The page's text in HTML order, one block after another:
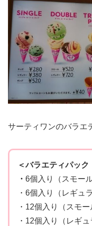
サーティワンのバラエ
＜バラエティパッ
・ 6個入り（スモー
・6個入り（レギュ
・12個入り（スモ
・12個入り（レギ